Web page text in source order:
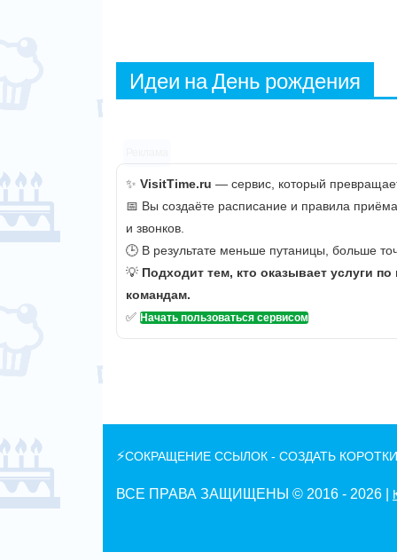
Идеи на День рождения
✨ VisitTime.ru — сервис, который
📅 Вы создаёте расписание и правила
и звонков.
🕒 В результате меньше путаницы, больше
💡 Подходит тем, кто оказывает услуги
командам.
✅ Начать пользоваться сервисом
⚡СОКРАЩЕНИЕ ССЫЛОК - СОЗДАТЬ
ВСЕ ПРАВА ЗАЩИЩЕНЫ © 2016 - 2026 |